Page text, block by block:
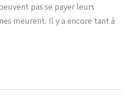
pas se payer leurs
meurent. Il y a encore tant à